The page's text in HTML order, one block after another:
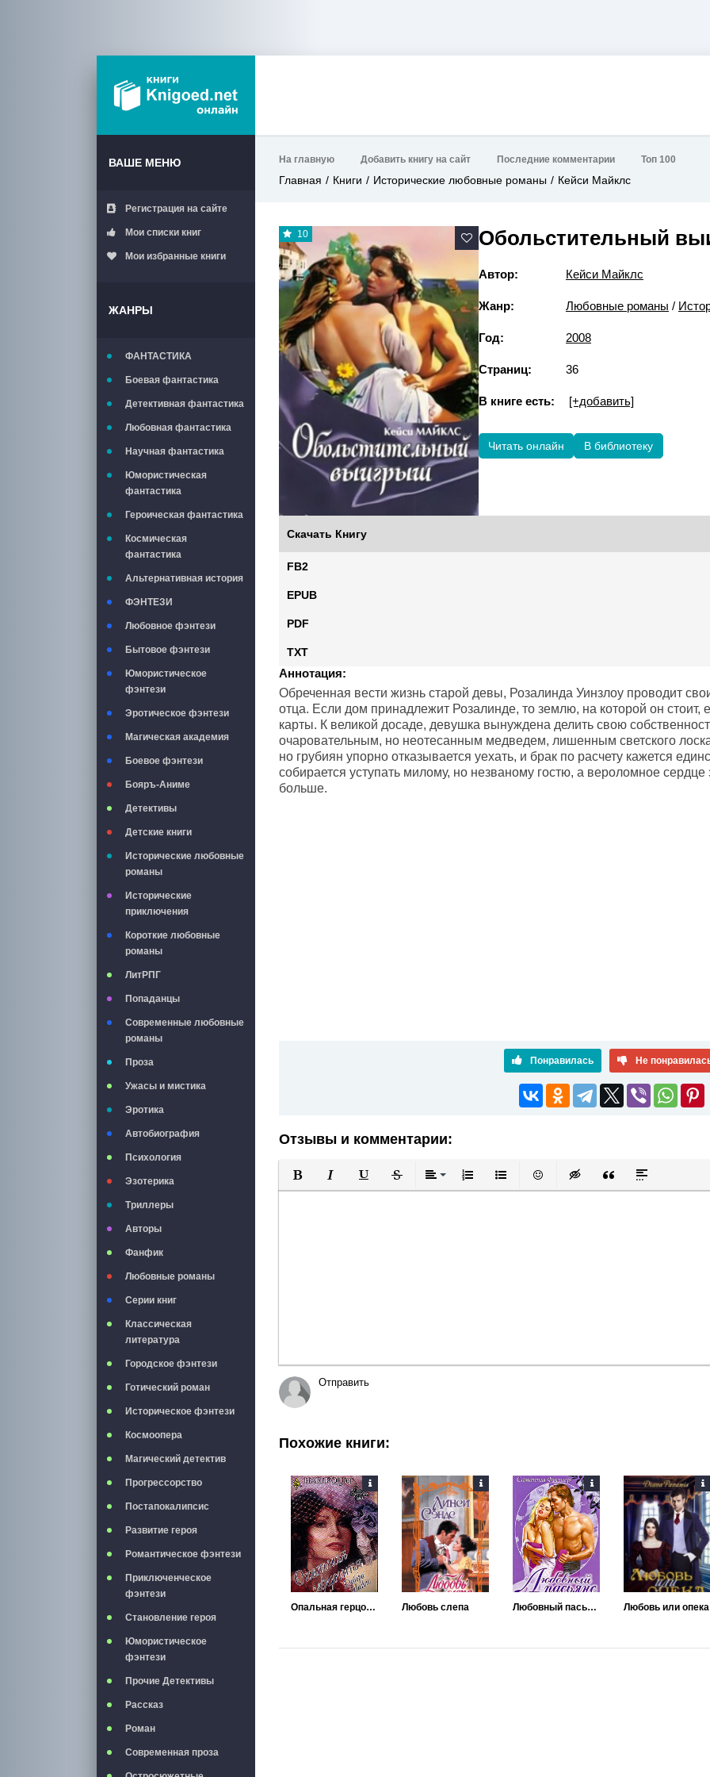
ВАШЕ МЕНЮ
Регистрация на сайте
Мои списки книг
Мои избранные книги
ЖАНРЫ
ФАНТАСТИКА
Боевая фантастика
Детективная фантастика
Любовная фантастика
Научная фантастика
Юмористическая
фантастика
Героическая фантастика
Космическая
фантастика
Альтернативная история
ФЭНТЕЗИ
Любовное фэнтези
Бытовое фэнтези
Юмористическое
фэнтези
Эротическое фэнтези
Магическая академия
Боевое фэнтези
Бояръ-Аниме
Детективы
Детские книги
Исторические любовные
романы
Исторические
приключения
Короткие любовные
романы
ЛитРПГ
Попаданцы
Современные любовные
романы
Проза
Ужасы и мистика
Эротика
Автобиография
Психология
Эзотерика
Триллеры
Авторы
Фанфик
Любовные романы
Серии книг
Классическая
литература
Городское фэнтези
Готический роман
Историческое фэнтези
Космоопера
Магический детектив
Прогрессорство
Постапокалипсис
Развитие героя
Романтическое фэнтези
Приключенческое
фэнтези
Становление героя
Юмористическое
фэнтези
Прочие Детективы
Рассказ
Роман
Современная проза
На главную Добавить книгу на сайт Последние комментарии Топ 100
Главная Книги Исторические любовные романы Кейси Майклс
10 Обольстительный
Автор: Кейси Майклс
Жанр: Любовные романы /
Год: 2008
Страниц: 36
В книге есть: [+добавить]
Читать онлайн В библиотеку
Скачать Книгу
FB2
EPUB
PDF
TXT
Аннотация:
Обреченная вести жизнь старой девы, Розалинда Уинзлоу проводит
отца. Если дом принадлежит Розалинде, то землю, на которой он стоит,
карты. К великой досаде, девушка вынуждена делить свою
очаровательным, но неотесанным медведем, лишенным светского
но грубиян упорно отказывается уехать, и брак по расчету кажется
собирается уступать милому, но незваному гостю, а вероломное сердце
больше.
Понравилась Не
Отзывы и комментарии:
Полужирный
КурсивПодчеркнутый
ЗачеркнутыйВыравнивание
Нумерованный список
Маркированный список
Вставить смайлик
Вставка скрытого текста
Вставка цитаты
Вставка
Отправить
Похожие книги:
Опальная герцогиня Любовь слепа Любовный пасьянс Любовь или опека